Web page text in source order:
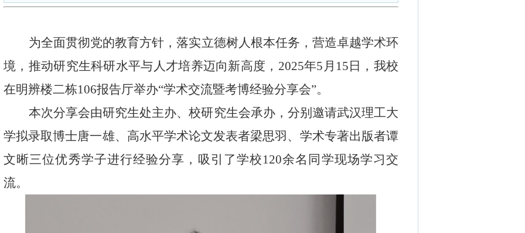
为全面贯彻党的教育方针，落实立德树人根本任务 ，营造卓越学术环
境，推动研究生科研水平与人才培养迈向新高度， 2025年5 月 15 日 ， 我校
在明辨楼二栋106报告厅举办“学术交流暨考博经验分享会”。
本次分享会由研究生处主办、校研究生会承办， 分别邀请武汉理工大
学拟录取博士唐一雄、高水平学术论文发表者梁思羽、学术专著出版者谭
文晰三位优秀学子进行经验分享 ， 吸引了学校120余名同学现场学习交
流。